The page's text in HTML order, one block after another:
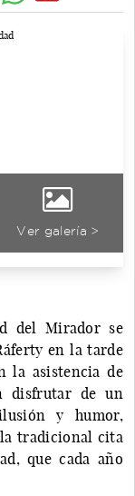
Ver galería >
del Mirador se
en la tarde
la asistencia de
disfrutar de un
y humor,
tradicional cita
que cada año